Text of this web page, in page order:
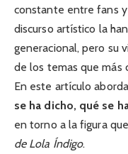
constante entre fans y
discurso artístico la
generacional, pero su
de los temas que más
En este artículo
se ha dicho, qué se
en torno a la figura
de Lola Índigo.